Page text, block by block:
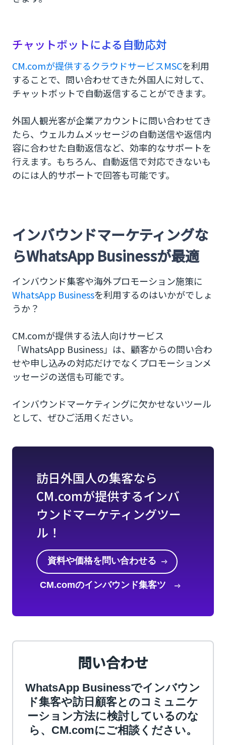
チャットボットによる自動応対
CM.comが提供するクラウドサービスMSCを利用
することで、問い合わせてきた外国人に対して、
チャットボットで自動返信することができます。
外国人観光客が企業アカウントに問い合わせてき
たら、ウェルカムメッセージの自動送信や返信内
容に合わせた自動返信など、効率的なサポートを
行えます。もちろん、自動返信で対応できないも
のには人的サポートで回答も可能です。
インバウンドマーケティングな
らWhatsApp Businessが最適
インバウンド集客や海外プロモーション施策に
WhatsApp Businessを利用するのはいかがでしょ
うか？
CM.comが提供する法人向けサービス
「WhatsApp Business」は、顧客からの問い合わ
せや申し込みの対応だけでなくプロモーションメ
ッセージの送信も可能です。
インバウンドマーケティングに欠かせないツール
として、ぜひご活用ください。
訪日外国人の集客なら
CM.comが提供するインバ
ウンドマーケティングツー
ル！
資料や価格を問い合わせる
CM.comのインバウンド集客ツ
問い合わせ
WhatsApp Businessでインバウン
ド集客や訪日顧客とのコミュニケ
ーション方法に検討しているのな
ら、CM.comにご相談ください。